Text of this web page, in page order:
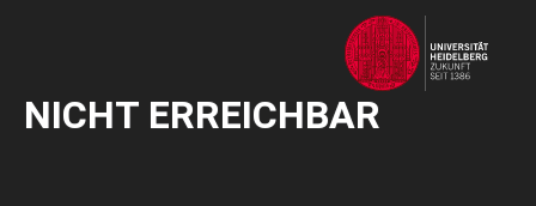
NICHT ERREICHBAR